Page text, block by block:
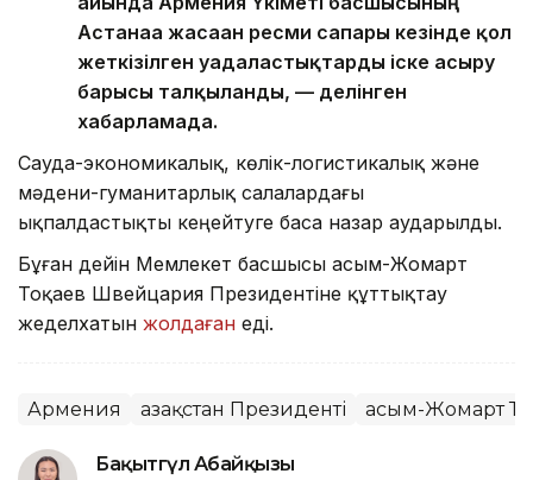
Астанаға жасаған ресми сапары кезінде қол
жеткізілген уағдаластықтарды іске асыру
барысы талқыланды, — делінген
хабарламада.
Сауда-экономикалық, көлік-логистикалық және
мәдени-гуманитарлық салалардағы
ықпалдастықты кеңейтуге баса назар аударылды.
Бұған дейін Мемлекет басшысы Қасым-Жомарт
Тоқаев Швейцария Президентіне құттықтау
жеделхатын жолдаған еді.
Армения Қазақстан Президенті Қасым-Жомарт
Бақытгүл Абайқызы